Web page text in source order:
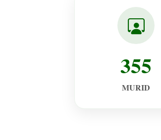
355
MURID